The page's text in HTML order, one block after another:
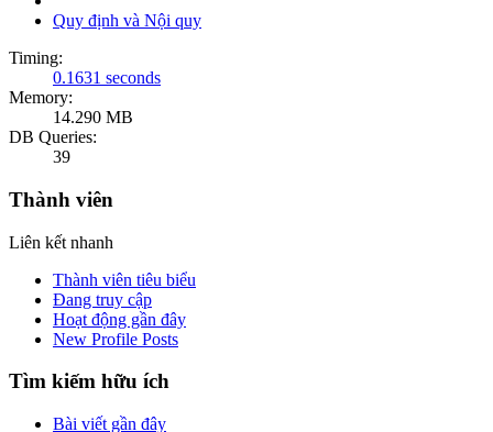
Quy định và Nội quy
Timing:
0.1631 seconds
Memory:
14.290 MB
DB Queries:
39
Thành viên
Liên kết nhanh
Thành viên tiêu biểu
Đang truy cập
Hoạt động gần đây
New Profile Posts
Tìm kiếm hữu ích
Bài viết gần đây